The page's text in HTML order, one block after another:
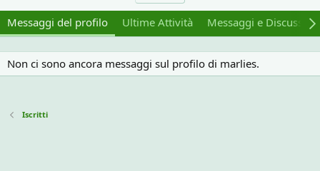
Messaggi del profilo Ultime Attività Messaggi e
Non ci sono ancora messaggi sul profilo di marlies.
Iscritti